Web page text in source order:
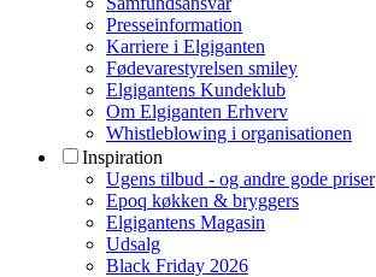
Presseinformation
Karriere i Elgiganten
Fødevarestyrelsen smiley
Elgigantens Kundeklub
Om Elgiganten Erhverv
Whistleblowing i organisationen
Inspiration
Ugens tilbud - og andre gode priser
Epoq køkken & bryggers
Elgigantens Magasin
Udsalg
Black Friday 2026